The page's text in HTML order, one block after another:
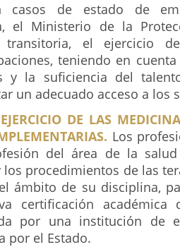
casos de estado de
el Ministerio de la
el ejercicio
teniendo en
y la suficiencia del
un adecuado acceso a los
DE LAS
Los
del área de la
procedimientos de las
ámbito de su disciplina,
certificación
por una institución de
por el Estado.